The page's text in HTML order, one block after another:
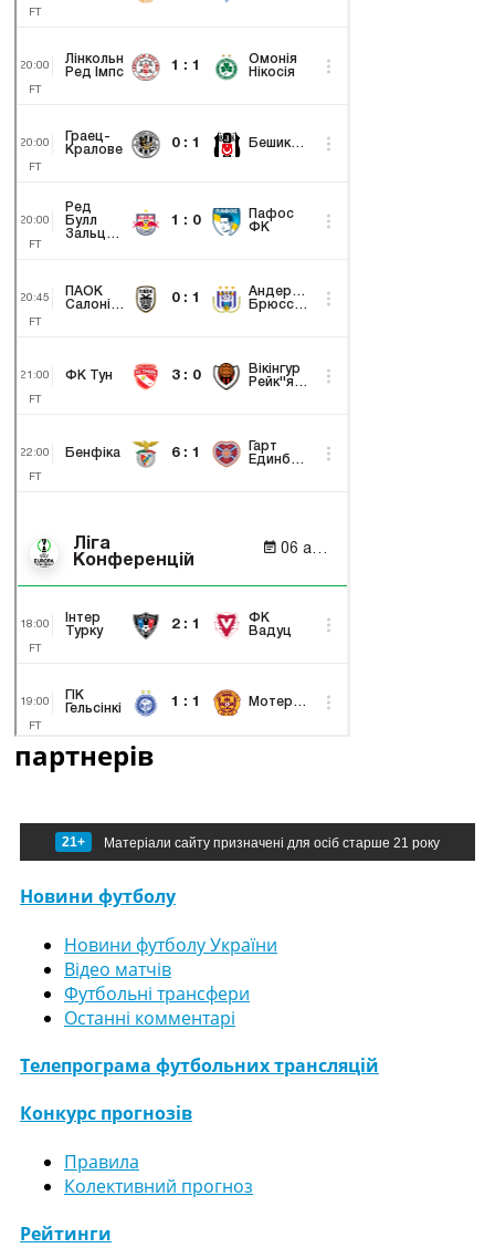
партнерів
21+ Матеріали сайту призначені для осіб старше 21 року
Новини футболу
Новини футболу України
Відео матчів
Футбольні трансфери
Останні комментарі
Телепрограма футбольних трансляцій
Конкурс прогнозів
Правила
Колективний прогноз
Рейтинги